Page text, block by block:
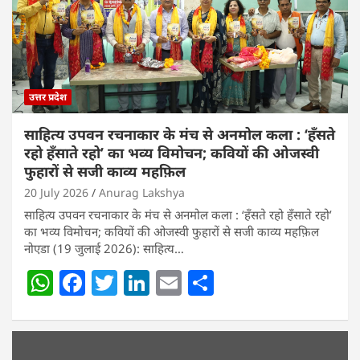
उत्तर प्रदेश
साहित्य उपवन रचनाकार के मंच से अनमोल कला : ‘हॅंसते
रहो हॅंसाते रहो’ का भव्य विमोचन; कवियों की ओजस्वी
फुहारों से सजी काव्य महफ़िल
20 July 2026 Anurag Lakshya
साहित्य उपवन रचनाकार के मंच से अनमोल कला : ‘हॅंसते रहो हॅंसाते रहो’
का भव्य विमोचन; कवियों की ओजस्वी फुहारों से सजी काव्य महफ़िल
नोएडा (19 जुलाई 2026): साहित्य…
W
at
F
c
T
itt
Li
k
E
ai ar